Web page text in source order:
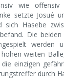
wie
setzte Josué
sich Hasebe
Die
weiten
einzigen
durch